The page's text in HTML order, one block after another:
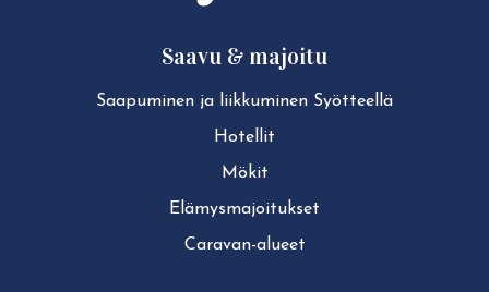
Saavu & majoitu
Saapuminen ja liikkuminen Syötteellä
Hotellit
Mökit
Elä­mys­ma­joi­tuk­set
Caravan-alueet